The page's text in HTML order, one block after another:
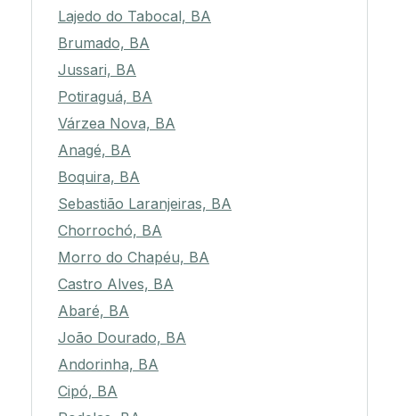
Lajedo do Tabocal, BA
Brumado, BA
Jussari, BA
Potiraguá, BA
Várzea Nova, BA
Anagé, BA
Boquira, BA
Sebastião Laranjeiras, BA
Chorrochó, BA
Morro do Chapéu, BA
Castro Alves, BA
Abaré, BA
João Dourado, BA
Andorinha, BA
Cipó, BA